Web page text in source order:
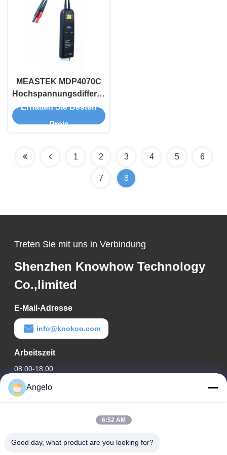
MEASTEK MDP4070C
Hochspannungsdifferenzsonde
700V 200MHz
Elektronikprüfinstrumente
Erhalten Sie Besten
Preis
1 2 3 4 5 6
7 8
Treten Sie mit uns in Verbindung
Shenzhen Knowhow Technology
Co.,limited
E-Mail-Adresse
info@knokoo.com
Arbeitszeit
08:00-18:00
Unsere Adresse
Zimmer 1508, Taojing Business Building, Minbao Road,
Guangdong
Angelo
6:52 AM
Good day, what product are you looking for?